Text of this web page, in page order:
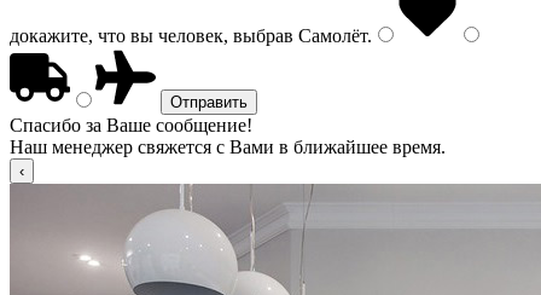
докажите, что вы человек, выбрав Самолёт.
Спасибо за Ваше сообщение!
Наш менеджер свяжется с Вами в ближайшее время.